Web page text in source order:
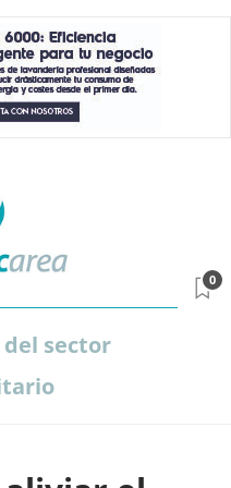
sector
0